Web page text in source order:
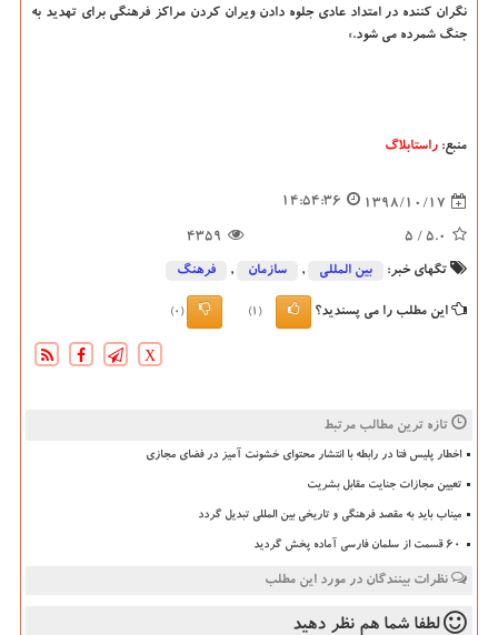
نگران كننده در امتداد عادی جلوه دادن ویران كردن مراكز فرهنگی برای تهدید به
جنگ شمرده می شود.»
منبع: راستابلاگ
1398/10/17
14:54:36
5.0
/ 5
4359
تگهای خبر: بین المللی , سازمان , فرهنگ
این مطلب را می پسندید؟ (1)
(0)
X
تازه ترین مطالب مرتبط
اخطار پلیس فتا در رابطه با انتشار محتوای خشونت آمیز در فضای مجازی
تعیین مجازات جنایت مقابل بشریت
میناب باید به مقصد فرهنگی و تاریخی بین المللی تبدیل گردد
۶۰ قسمت از سلمان فارسی آماده پخش گردید
نظرات بینندگان در مورد این مطلب
لطفا شما هم نظر دهید